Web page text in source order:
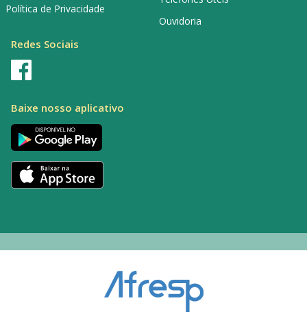
Política de Privacidade
Ouvidoria
Redes Sociais
Baixe nosso aplicativo